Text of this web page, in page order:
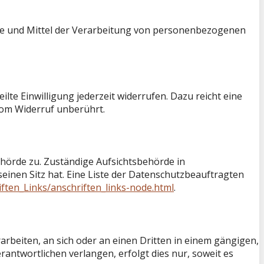
und Mittel der Verarbeitung von personenbezogenen
Einwilligung jederzeit widerrufen. Dazu reicht eine
Widerruf unberührt.
zu. Zuständige Aufsichtsbehörde in
Sitz hat. Eine Liste der Datenschutzbeauftragten
anschriften_links-node.html.
an sich oder an einen Dritten in einem gängigen,
verlangen, erfolgt dies nur, soweit es